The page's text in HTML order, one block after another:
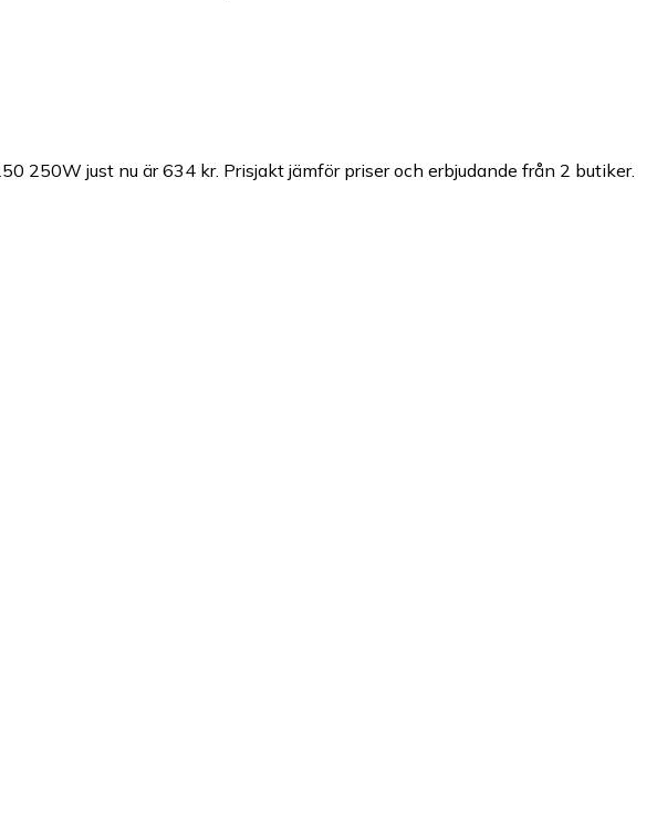
250W just nu är 634 kr. Prisjakt jämför priser och erbjudande från 2 butiker.